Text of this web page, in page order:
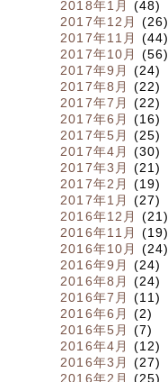
2018年1月
(48)
2017年12月
(26)
2017年11月
(44)
2017年10月
(56)
2017年9月
(24)
2017年8月
(22)
2017年7月
(22)
2017年6月
(16)
2017年5月
(25)
2017年4月
(30)
2017年3月
(21)
2017年2月
(19)
2017年1月
(27)
2016年12月
(21)
2016年11月
(19)
2016年10月
(24)
2016年9月
(24)
2016年8月
(24)
2016年7月
(11)
2016年6月
(2)
2016年5月
(7)
2016年4月
(12)
2016年3月
(27)
2016年2月
(25)